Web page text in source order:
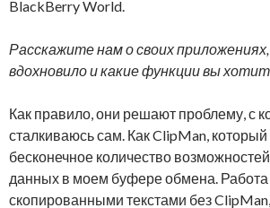
BlackBerry World.
Расскажите нам о своих
вдохновило и какие функции вы
Как правило, они решают проблему, с
сталкиваюсь сам. Как ClipMan,
бесконечное количество
данных в моем буфере обмена. Работа
скопированными текстами без